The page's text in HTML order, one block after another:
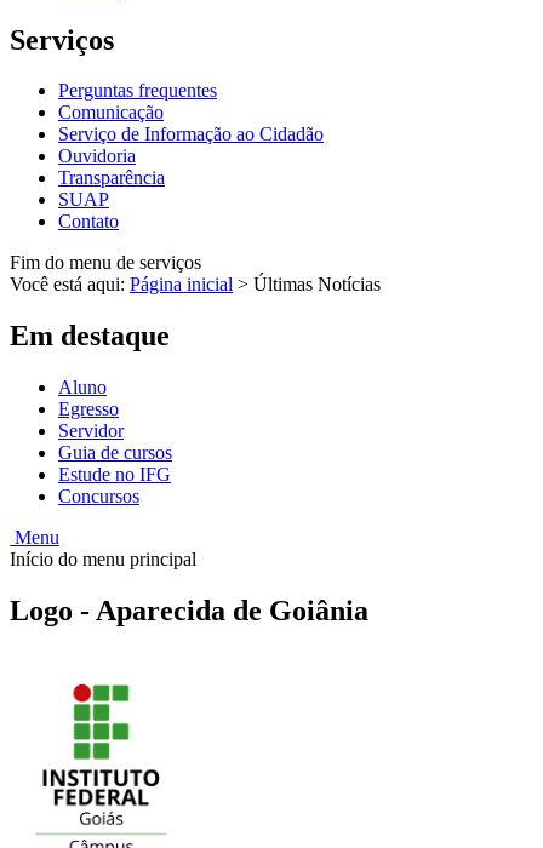
Serviços
Perguntas frequentes
Comunicação
Serviço de Informação ao Cidadão
Ouvidoria
Transparência
SUAP
Contato
Fim do menu de serviços
Você está aqui: Página inicial > Últimas Notícias
Em destaque
Aluno
Egresso
Servidor
Guia de cursos
Estude no IFG
Concursos
Menu
Início do menu principal
Logo - Aparecida de Goiânia